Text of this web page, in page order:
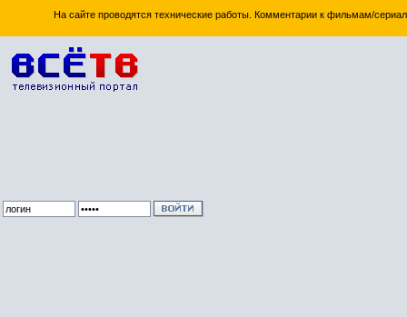
На сайте проводятся технические работы. Комментарии к фильмам/